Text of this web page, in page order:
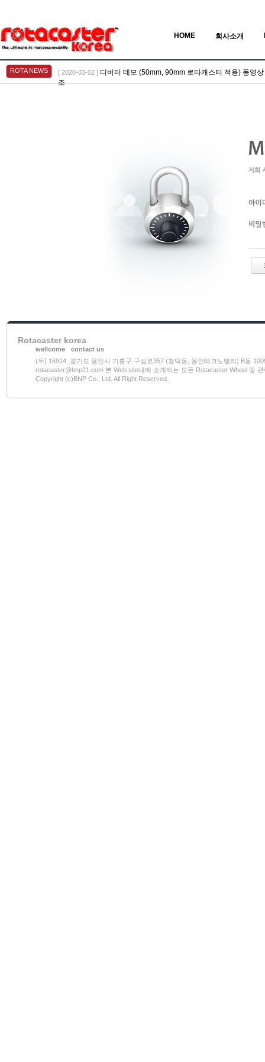
HOME 회사소개
ROTA NEWS [ 2020-03-02 ] 디버터 데모 (50mm, 90mm 로타캐스터 적용) 동영
조
Rotacaster korea
wellcome
contact us
(우) 16914, 경기도 용인시 기흥구 구성로357 (청덕동, 용인테크노밸리) B동
rotacaster@bnp21.com 본 Web site내에 소개되는 모든 Rotacaster Wheel 및
Copyright (c)BNP Co., Ltd. All Right Reserved.